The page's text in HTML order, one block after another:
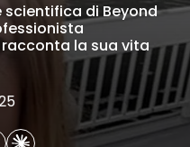
di Beyond
la sua vita